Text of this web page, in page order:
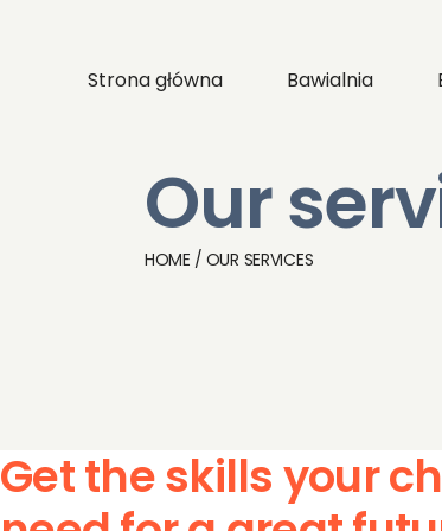
Strona główna Bawialnia
Our
HOME OUR SERVICES
Get the skills your